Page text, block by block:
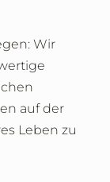
Wir
auf der
Leben zu